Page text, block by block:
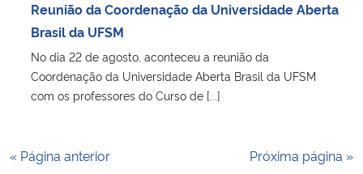
Reunião da Coordenação da Universidade Aberta
Brasil da UFSM
No dia 22 de agosto, aconteceu a reunião da
Coordenação da Universidade Aberta Brasil da UFSM
com os professores do Curso de [...]
« Página anterior
Próxima página »